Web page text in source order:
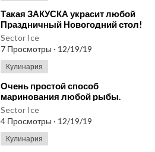
⁣Такая ЗАКУСКА украсит любой
Праздничный Новогодний стол!
Крутая Идея ЗАКУСКИ на Новый
Год 2020!
Sector Ice
7 Просмотры · 12/19/19
Кулинария
⁣Очень простой способ
маринования любой рыбы.
Sector Ice
4 Просмотры · 12/19/19
Кулинария